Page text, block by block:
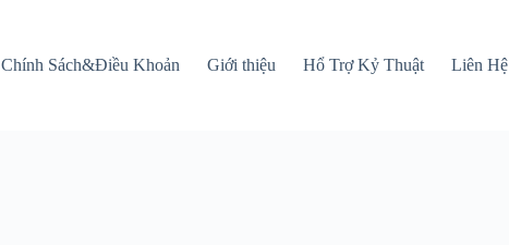
Chính Sách&Điều Khoản Giới thiệu Hổ Trợ Kỷ Thuật Liên Hệ